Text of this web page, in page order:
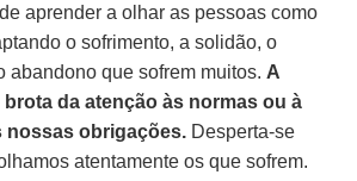
aprender a olhar as pessoas como
o sofrimento, a solidão, o
abandono que sofrem muitos. A
da atenção às normas ou à
nossas obrigações. Desperta-se
atentamente os que sofrem.